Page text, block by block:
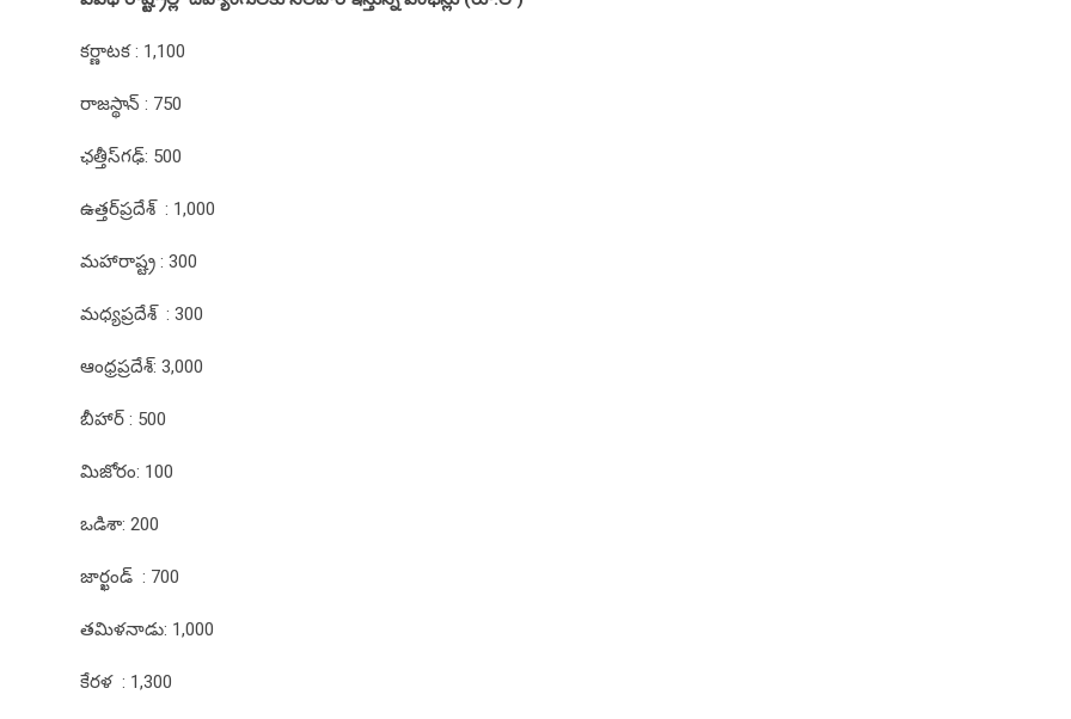
కర్ణాటక : 1,100
రాజస్థాన్‌ : 750
ఛత్తీస్‌గఢ్‌: 500
ఉత్తర్‌ప్రదేశ్‌ : 1,000
మహారాష్ట్ర : 300
మధ్యప్రదేశ్‌ : 300
ఆంధ్రప్రదేశ్‌: 3,000
బీహార్‌ : 500
మిజోరం: 100
ఒడిశా: 200
జార్ఖండ్‌ : 700
తమిళనాడు: 1,000
కేరళ : 1,300